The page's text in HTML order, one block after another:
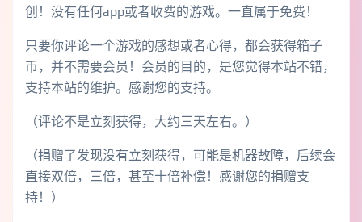
创！没有任何app或者收费的游戏。一直属于免费！
只要你评论一个游戏的感想或者心得，都会获得箱子
币，并不需要会员！会员的目的，是您觉得本站不错，
支持本站的维护。感谢您的支持。
（评论不是立刻获得，大约三天左右。）
（捐赠了发现没有立刻获得，可能是机器故障，后续会
直接双倍，三倍，甚至十倍补偿！感谢您的捐赠支
持！）